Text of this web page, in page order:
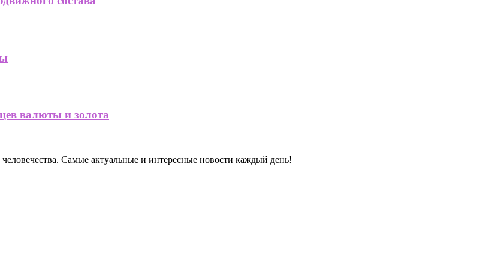
валюты и золота
Самые актуальные и интересные новости каждый день!